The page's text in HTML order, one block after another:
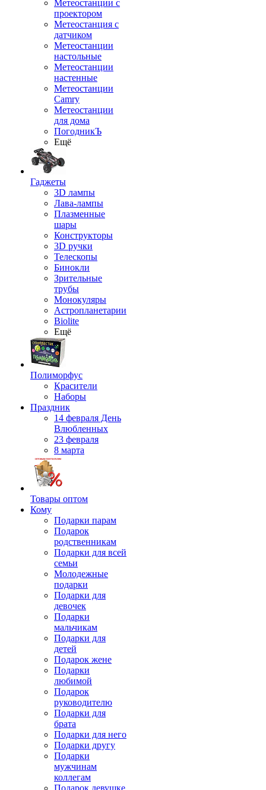
Метеостанции с
проектором
Метеостанция с
датчиком
Метеостанции
настольные
Метеостанции
настенные
Метеостанции
Camry
Метеостанции
для дома
ПогодникЪ
Ещё
Гаджеты
3D лампы
Лава-лампы
Плазменные
шары
Конструкторы
3D ручки
Телескопы
Бинокли
Зрительные
трубы
Монокуляры
Астропланетарии
Biolite
Ещё
Полиморфус
Красители
Наборы
Праздник
14 февраля День
Влюбленных
23 февраля
8 марта
Товары оптом
Кому
Подарки парам
Подарок
родственникам
Подарки для всей
семьи
Молодежные
подарки
Подарки для
девочек
Подарки
мальчикам
Подарки для
детей
Подарок жене
Подарки
любимой
Подарок
руководителю
Подарки для
брата
Подарки для него
Подарки другу
Подарки
мужчинам
коллегам
Подарок девушке